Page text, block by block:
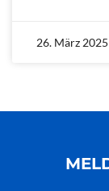
26. März 2025